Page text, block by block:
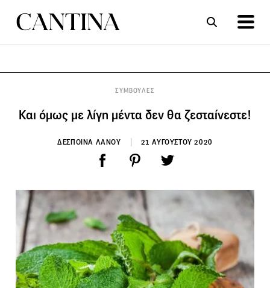
ΣΥΜΒΟΥΛΕΣ
Και όμως με λίγη μέντα δεν θα ζεσταίνεστε!
ΔΕΣΠΟΙΝΑ ΛΑΝΟΥ 21 ΑΥΓΟΥΣΤΟΥ 2020